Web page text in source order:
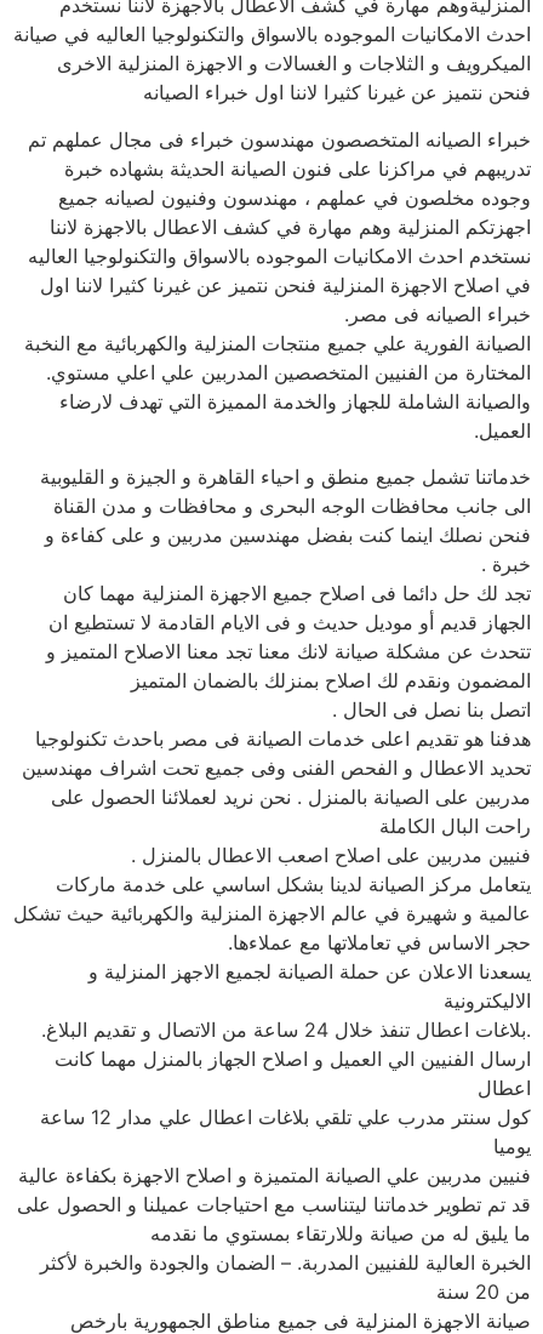
المنزليةوهم مهارة في كشف الاعطال بالاجهزة لاننا نستخدم
احدث الامكانيات الموجوده بالاسواق والتكنولوجيا العاليه في صيانة
الميكرويف و الثلاجات و الغسالات و الاجهزة المنزلية الاخرى
فنحن نتميز عن غيرنا كثيرا لاننا اول خبراء الصيانه
خبراء الصيانه المتخصصون مهندسون خبراء فى مجال عملهم تم
تدريبهم في مراكزنا على فنون الصيانة الحديثة بشهاده خبرة
وجوده مخلصون في عملهم ، مهندسون وفنيون لصيانه جميع
اجهزتكم المنزلية وهم مهارة في كشف الاعطال بالاجهزة لاننا
نستخدم احدث الامكانيات الموجوده بالاسواق والتكنولوجيا العاليه
في اصلاح الاجهزة المنزلية فنحن نتميز عن غيرنا كثيرا لاننا اول
خبراء الصيانه فى مصر.
الصيانة الفورية علي جميع منتجات المنزلية والكهربائية مع النخبة
المختارة من الفنيين المتخصصين المدربين علي اعلي مستوي.
والصيانة الشاملة للجهاز والخدمة المميزة التي تهدف لارضاء
العميل.
خدماتنا تشمل جميع منطق و احياء القاهرة و الجيزة و القليوبية
الى جانب محافظات الوجه البحرى و محافظات و مدن القناة
فنحن نصلك اينما كنت بفضل مهندسين مدربين و على كفاءة و
خبرة .
تجد لك حل دائما فى اصلاح جميع الاجهزة المنزلية مهما كان
الجهاز قديم أو موديل حديث و فى الايام القادمة لا تستطيع ان
تتحدث عن مشكلة صيانة لانك معنا تجد معنا الاصلاح المتميز و
المضمون ونقدم لك اصلاح بمنزلك بالضمان المتميز
اتصل بنا نصل فى الحال .
هدفنا هو تقديم اعلى خدمات الصيانة فى مصر باحدث تكنولوجيا
تحديد الاعطال و الفحص الفنى وفى جميع تحت اشراف مهندسين
مدربين على الصيانة بالمنزل . نحن نريد لعملائنا الحصول على
راحت البال الكاملة
فنيين مدربين على اصلاح اصعب الاعطال بالمنزل .
يتعامل مركز الصيانة لدينا بشكل اساسي على خدمة ماركات
عالمية و شهيرة في عالم الاجهزة المنزلية والكهربائية حيث تشكل
حجر الاساس في تعاملاتها مع عملاءها.
يسعدنا الاعلان عن حملة الصيانة لجميع الاجهز المنزلية و
الاليكترونية
.بلاغات اعطال تنفذ خلال 24 ساعة من الاتصال و تقديم البلاغ.
ارسال الفنيين الي العميل و اصلاح الجهاز بالمنزل مهما كانت
اعطال
كول سنتر مدرب علي تلقي بلاغات اعطال علي مدار 12 ساعة
يوميا
فنيين مدربين علي الصيانة المتميزة و اصلاح الاجهزة بكفاءة عالية
قد تم تطوير خدماتنا ليتناسب مع احتياجات عميلنا و الحصول على
ما يليق له من صيانة وللارتقاء بمستوي ما نقدمه
الخبرة العالية للفنيين المدربة. – الضمان والجودة والخبرة لأكثر
من 20 سنة
صيانة الاجهزة المنزلية فى جميع مناطق الجمهورية بارخص